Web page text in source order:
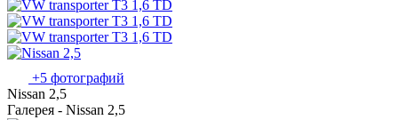
+5 фотографий
Nissan 2,5
Галерея - Nissan 2,5